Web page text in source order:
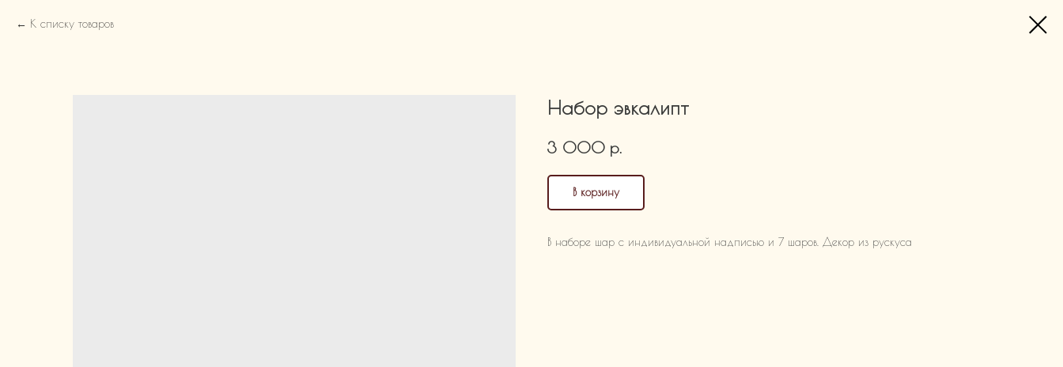
К списку товаров
Набор эвкалипт
3 000 р.
В корзину
В наборе шар с индивидуальной надписью и 7 шаров. Декор из рускуса